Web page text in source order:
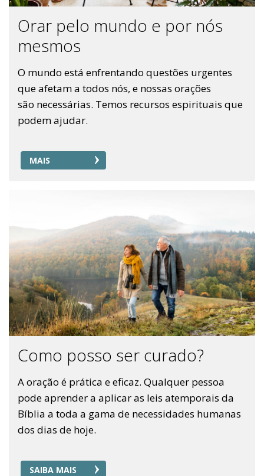
Orar pelo mundo e por nós
mesmos
O mundo está enfrentando questões urgentes
que afetam a todos nós, e nossas orações
são necessárias. Temos recursos espirituais que
podem ajudar.
MAIS
Como posso ser curado?
A oração é prática e eficaz. Qualquer pessoa
pode aprender a aplicar as leis atemporais da
Bíblia a toda a gama de necessidades humanas
dos dias de hoje.
SAIBA MAIS